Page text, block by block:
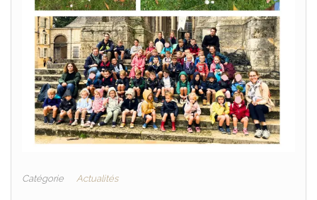
Catégorie Actualités